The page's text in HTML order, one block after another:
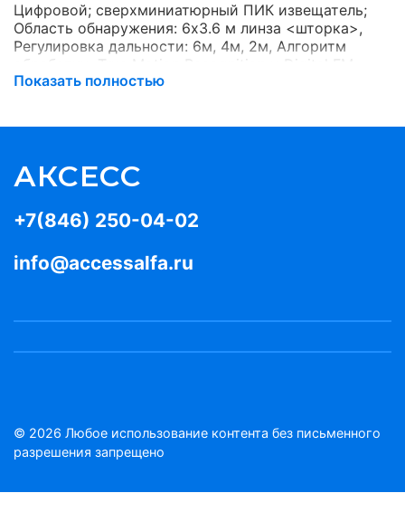
Цифровой; сверхминиатюрный ПИК извещатель;
Область обнаружения: 6х3.6 м линза <шторка>,
Регулировка дальности: 6м, 4м, 2м, Алгоритм
обработки: True Motion Recognition и Digital FM
Processing,питание: 8..16В / 8мА, размеры: 70 x 28 x
Показать полностью
+7(846) 250-04-02
info@accessalfa.ru
АКСЕСС
© 2026 Любое использование контента без письменного
разрешения запрещено